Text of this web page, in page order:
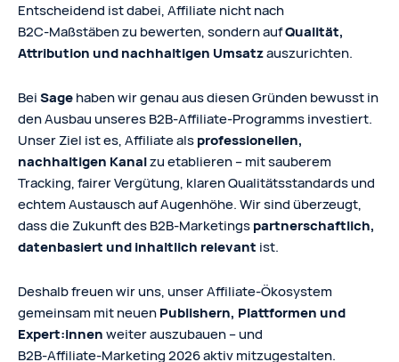
Entscheidend ist dabei, Affiliate nicht nach
B2C‑Maßstäben zu bewerten, sondern aufQualität,
Attribution und nachhaltigen Umsatzauszurichten.
BeiSagehaben wir genau aus diesen Gründen bewusst in
den Ausbau unseres B2B‑Affiliate‑Programms investiert.
Unser Ziel ist es, Affiliate alsprofessionellen,
nachhaltigen Kanalzu etablieren – mit sauberem
Tracking, fairer Vergütung, klaren Qualitätsstandards und
echtem Austausch auf Augenhöhe. Wir sind überzeugt,
dass die Zukunft des B2B‑Marketingspartnerschaftlich,
datenbasiert und inhaltlich relevant ist.
Deshalb freuen wir uns, unser Affiliate‑Ökosystem
gemeinsam mit neuenPublishern, Plattformen und
Expert:innenweiter auszubauen – und
B2B‑Affiliate‑Marketing 2026 aktiv mitzugestalten.